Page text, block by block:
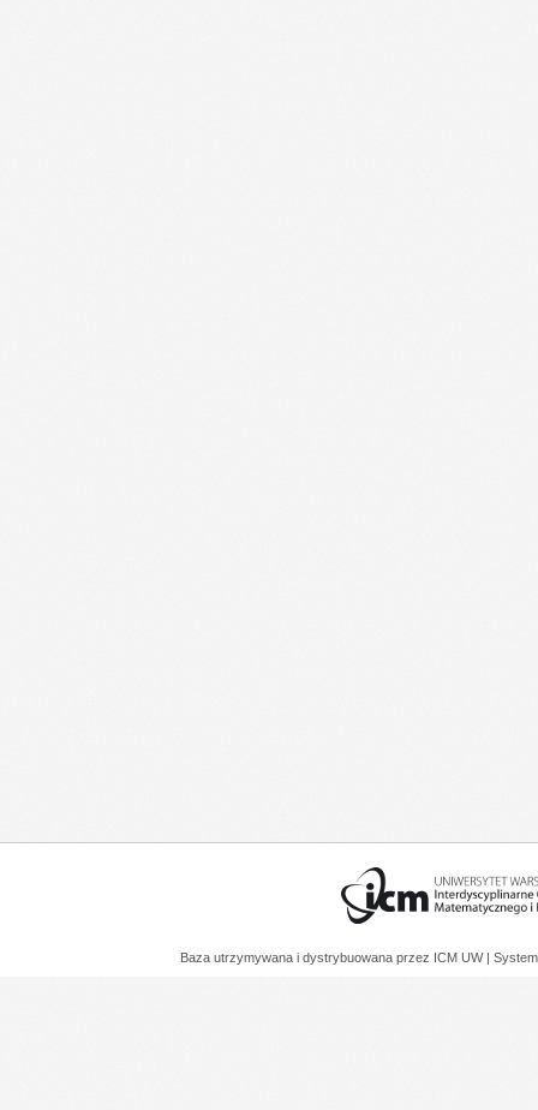
Baza utrzymywana i dystrybuowana przez ICM UW |